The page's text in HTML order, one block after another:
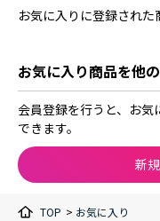
お気に入りに登録された
お気に入り商品を他
会員登録を行うと、お
できます。
新
TOP > お気に入り